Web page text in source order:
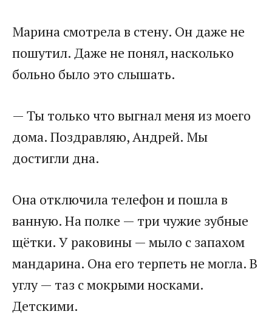
Марина смотрела в стену. Он даже не
пошутил. Даже не понял, насколько
больно было это слышать.
— Ты только что выгнал меня из моего
дома. Поздравляю, Андрей. Мы
достигли дна.
Она отключила телефон и пошла в
ванную. На полке — три чужие зубные
щётки. У раковины — мыло с запахом
мандарина. Она его терпеть не могла. В
углу — таз с мокрыми носками.
Детскими.